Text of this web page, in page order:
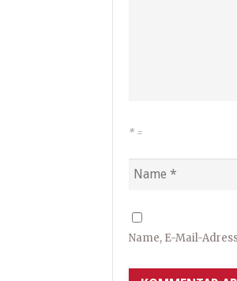
* =
Name, E-Mail-